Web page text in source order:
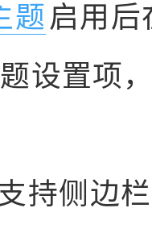
题 启用后
设置项
持侧边